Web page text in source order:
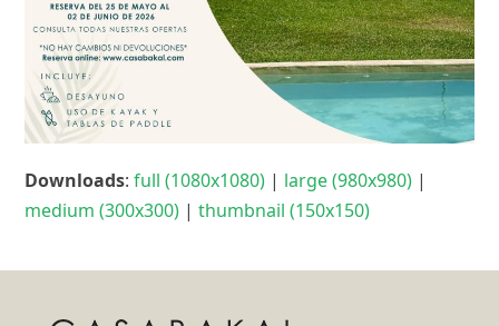
Downloads:full (1080x1080) | large (980x980) |
medium (300x300) |thumbnail (150x150)